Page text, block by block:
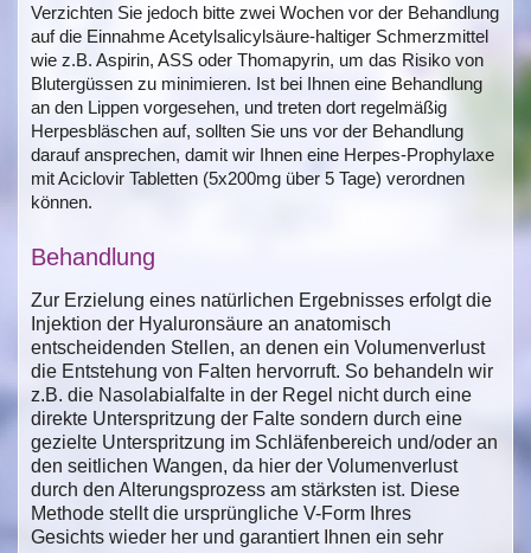
Verzichten Sie jedoch bitte zwei Wochen vor der Behandlung
auf die Einnahme Acetylsalicylsäure-haltiger Schmerzmittel
wie z.B. Aspirin, ASS oder Thomapyrin, um das Risiko von
Blutergüssen zu minimieren. Ist bei Ihnen eine Behandlung
an den Lippen vorgesehen, und treten dort regelmäßig
Herpesbläschen auf, sollten Sie uns vor der Behandlung
darauf ansprechen, damit wir Ihnen eine Herpes-Prophylaxe
mit Aciclovir Tabletten (5x200mg über 5 Tage) verordnen
können.
Behandlung
Zur Erzielung eines natürlichen Ergebnisses erfolgt die
Injektion der Hyaluronsäure an anatomisch
entscheidenden Stellen, an denen ein Volumenverlust
die Entstehung von Falten hervorruft. So behandeln wir
z.B. die Nasolabialfalte in der Regel nicht durch eine
direkte Unterspritzung der Falte sondern durch eine
gezielte Unterspritzung im Schläfenbereich und/oder an
den seitlichen Wangen, da hier der Volumenverlust
durch den Alterungsprozess am stärksten ist. Diese
Methode stellt die ursprüngliche V-Form Ihres
Gesichts wieder her und garantiert Ihnen ein sehr